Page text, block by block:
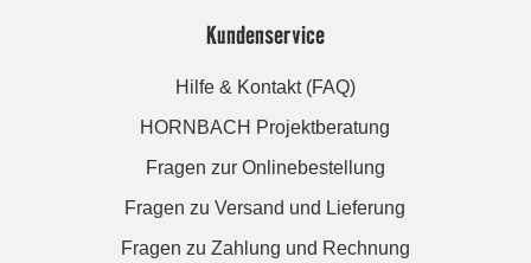
Kundenservice
Hilfe & Kontakt (FAQ)
HORNBACH Projektberatung
Fragen zur Onlinebestellung
Fragen zu Versand und Lieferung
Fragen zu Zahlung und Rechnung